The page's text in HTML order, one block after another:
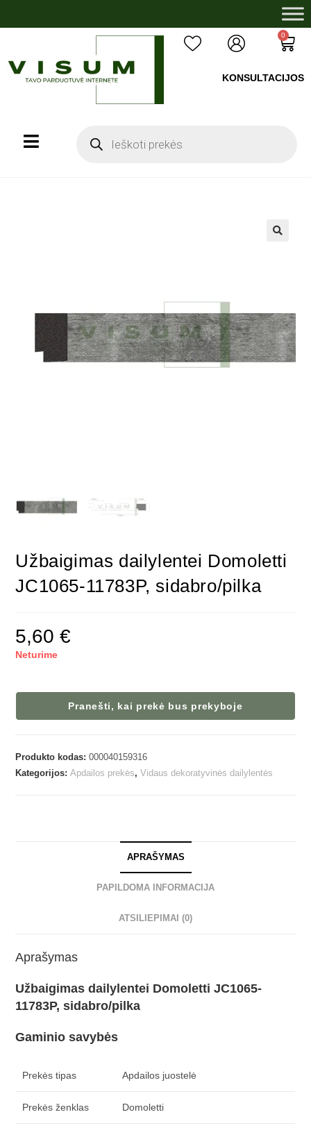
0
KONSULTACIJOS
Užbaigimas dailylentei Domoletti
JC1065-11783P, sidabro/pilka
5,60€
Neturime
Pranešti, kai prekė bus prekyboje
Produkto kodas:000040159316
Kategorijos:Apdailos prekės,Vidaus dekoratyvinės dailylentės
APRAŠYMAS
PAPILDOMA INFORMACIJA
ATSILIEPIMAI (0)
Aprašymas
Užbaigimas dailylentei Domoletti JC1065-
11783P, sidabro/pilka
Gaminio savybės
Prekės tipas Apdailos juostelė
Prekės ženklas Domoletti